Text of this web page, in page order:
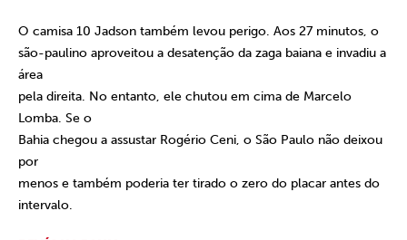
O camisa 10 Jadson também levou perigo. Aos 27 minutos, o
são-paulino aproveitou a desatenção da zaga baiana e invadiu a
área
pela direita. No entanto, ele chutou em cima de Marcelo
Lomba. Se o
Bahia chegou a assustar Rogério Ceni, o São Paulo não deixou
por
menos e também poderia ter tirado o zero do placar antes do
intervalo.